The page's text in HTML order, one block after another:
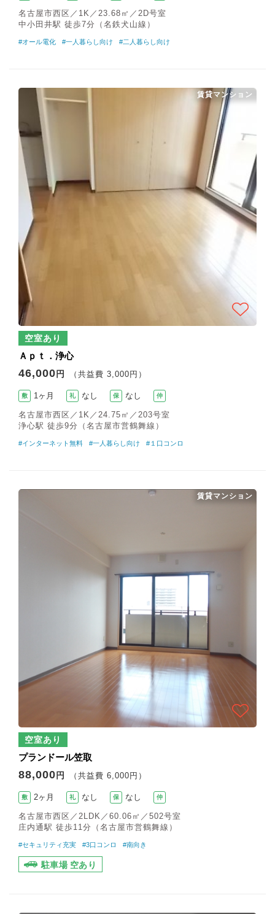
名古屋市西区／1K／23.68㎡／2D号室
中小田井駅 徒歩7分（名鉄犬山線）
#オール電化 #一人暮らし向け #二人暮らし向け
空室あり
Ａｐｔ．浄心
46,000 円 （共益費 3,000円）
敷 1ヶ月 礼 なし 保 なし 仲
名古屋市西区／1K／24.75㎡／203号室
浄心駅 徒歩9分（名古屋市営鶴舞線）
賃貸マンション
#インターネット無料 #一人暮らし向け #１口コンロ
空室あり
プランドール笠取
88,000 円 （共益費 6,000円）
敷 2ヶ月 礼 なし 保 なし 仲
名古屋市西区／2LDK／60.06㎡／502号室
庄内通駅 徒歩11分（名古屋市営鶴舞線）
賃貸マンション
#セキュリティ充実 #3口コンロ #南向き
駐車場 空あり